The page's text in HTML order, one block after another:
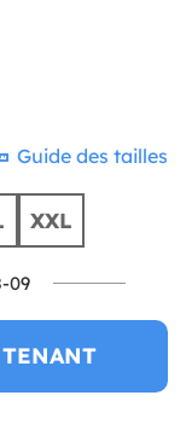
Guide des tailles
XXL
09